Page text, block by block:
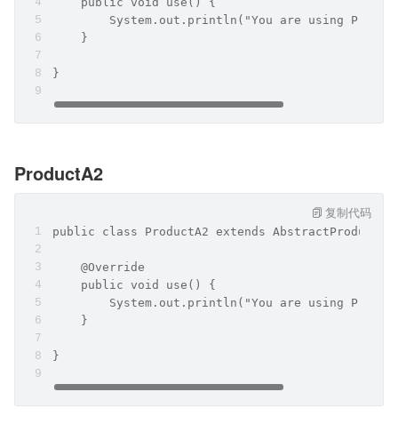
System.out.println("You are using
    }
}
ProductA2
public class ProductA2 extends AbstractProductA
    @Override
    public void use() {
System.out.println("You are using
    }
}
复制代码